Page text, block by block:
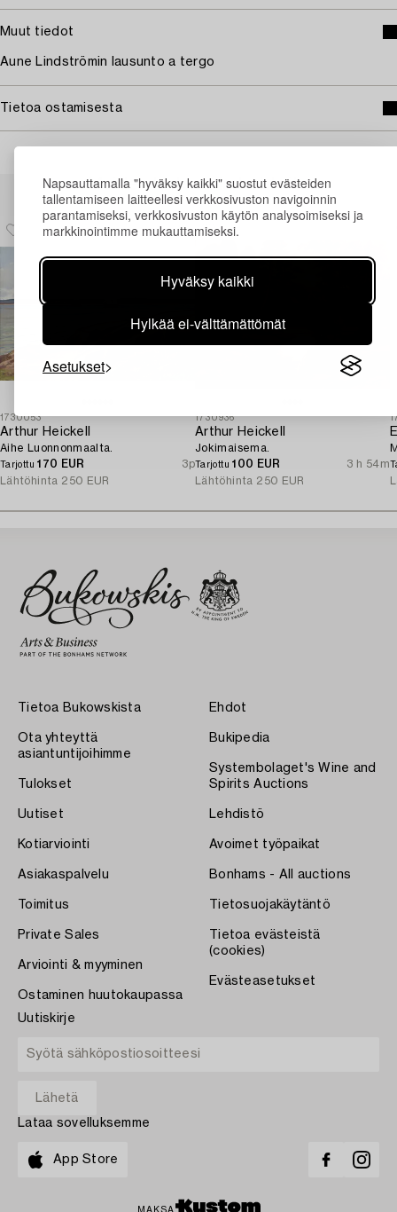
Napsauttamalla "hyväksy kaikki" suostut evästeiden
tallentamiseen laitteellesi verkkosivuston navigoinnin
parantamiseksi, verkkosivuston käytön analysoimiseksi ja
markkinointimme mukauttamiseksi.
Hyväksy kaikki
Hylkää ei-välttämättömät
Asetukset
Muut tiedot
Aune Lindströmin lausunto a tergo
Tietoa ostamisesta
Muiden katsomia kohteita
1730053
Arthur Heickell
Aihe Luonnonmaalta.
Tarjottu170 EUR
3p
Lähtöhinta 250 EUR
1730936
Arthur Heickell
Jokimaisema.
Tarjottu100 EUR
3 h 54m
Lähtöhinta 250 EUR
Tietoa Bukowskista
Ota yhteyttä
asiantuntijoihimme
Tulokset
Uutiset
Kotiarviointi
Asiakaspalvelu
Toimitus
Private Sales
Arviointi & myyminen
Ostaminen huutokaupassa
Ehdot
Bukipedia
Systembolaget's Wine and
Spirits Auctions
Lehdistö
Avoimet työpaikat
Bonhams - All auctions
Tietosuojakäytäntö
Tietoa evästeistä
(cookies)
Evästeasetukset
Uutiskirje
Lataa sovelluksemme
App Store